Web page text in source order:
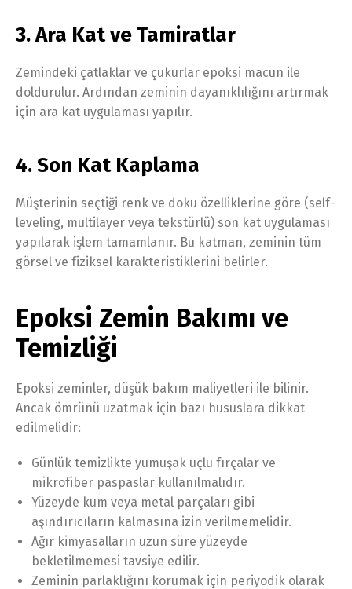
3. Ara Kat ve Tamiratlar
Zemindeki çatlaklar ve çukurlar epoksi macun ile
doldurulur. Ardından zeminin dayanıklılığını artırmak
için ara kat uygulaması yapılır.
4. Son Kat Kaplama
Müşterinin seçtiği renk ve doku özelliklerine göre (self-
leveling, multilayer veya tekstürlü) son kat uygulaması
yapılarak işlem tamamlanır. Bu katman, zeminin tüm
görsel ve fiziksel karakteristiklerini belirler.
Epoksi Zemin Bakımı ve
Temizliği
Epoksi zeminler, düşük bakım maliyetleri ile bilinir.
Ancak ömrünü uzatmak için bazı hususlara dikkat
edilmelidir:
Günlük temizlikte yumuşak uçlu fırçalar ve
mikrofiber paspaslar kullanılmalıdır.
Yüzeyde kum veya metal parçaları gibi
aşındırıcıların kalmasına izin verilmemelidir.
Ağır kimyasalların uzun süre yüzeyde
bekletilmemesi tavsiye edilir.
Zeminin parlaklığını korumak için periyodik olarak